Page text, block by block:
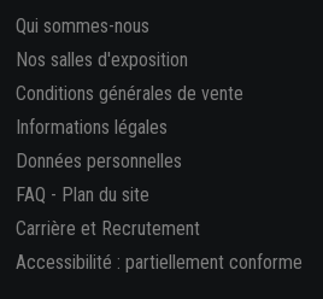
Qui sommes-nous
Nos salles d'exposition
Conditions générales de vente
Informations légales
Données personnelles
FAQ - Plan du site
Carrière et Recrutement
Accessibilité : partiellement conforme